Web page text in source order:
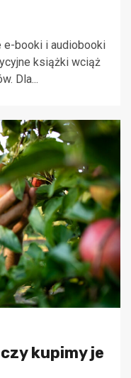
e-booki i audiobooki
książki wciąż
Dla...
kupimy je